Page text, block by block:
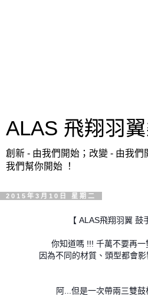
ALAS 飛翔羽
創新 - 由我們開始；改變 - 由我
我們幫你開始 ！
2015年3月10日 星期二
【 ALAS飛翔羽翼 鼓
你知道嗎 !!! 千萬不要再
因為不同的材質、頭型都會
阿...但是一次帶兩三雙